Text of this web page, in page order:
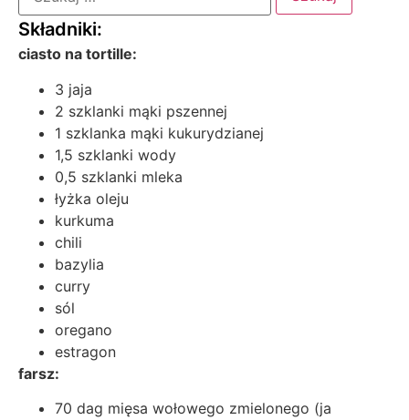
ciasto na tortille:
3 jaja
2 szklanki mąki pszennej
1 szklanka mąki kukurydzianej
1,5 szklanki wody
0,5 szklanki mleka
łyżka oleju
kurkuma
chili
bazylia
curry
sól
oregano
estragon
farsz:
70 dag mięsa wołowego zmielonego (ja